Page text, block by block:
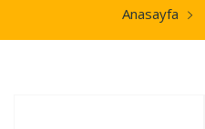
Anasayfa